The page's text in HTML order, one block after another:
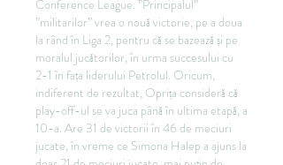
Conference League. ”Principalul”
”militarilor” vrea o nouă victorie, pe a doua
la rând în Liga 2, pentru că se bazează și pe
moralul jucătorilor, în urma succesului cu
2-1 în fața liderului Petrolul. Oricum,
indiferent de rezultat, Oprița consideră că
play-off-ul se va juca până în ultima etapă, a
10-a. Are 31 de victorii în 46 de meciuri
jucate, în vreme ce Simona Halep a ajuns la